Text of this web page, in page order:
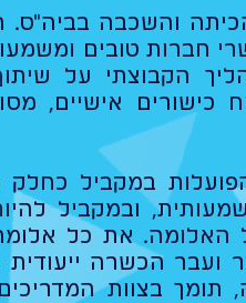
והשכבה בביה"ס.
חברות טובים
הקבוצתי על
כישורים אישיים,
במקביל
ובמקביל
האלומה. את כל
ועבר הכשרה ייעודית
בצוות המדריכים